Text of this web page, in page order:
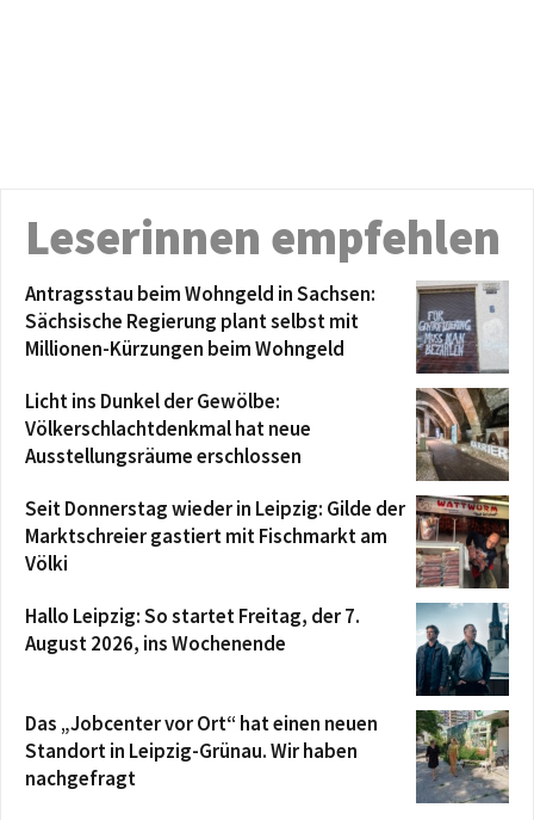
Leserinnen empfehlen
Antragsstau beim Wohngeld in Sachsen:
Sächsische Regierung plant selbst mit
Millionen-Kürzungen beim Wohngeld
Licht ins Dunkel der Gewölbe:
Völkerschlachtdenkmal hat neue
Ausstellungsräume erschlossen
Seit Donnerstag wieder in Leipzig: Gilde der
Marktschreier gastiert mit Fischmarkt am
Völki
Hallo Leipzig: So startet Freitag, der 7.
August 2026, ins Wochenende
Das „Jobcenter vor Ort“ hat einen neuen
Standort in Leipzig-Grünau. Wir haben
nachgefragt